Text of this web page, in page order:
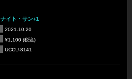
イト・サン+1
2021.10.20
¥1,100 (税込)
UCCU-8141